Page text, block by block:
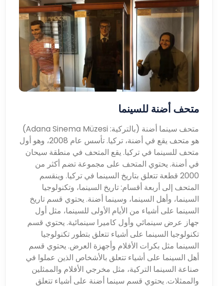
متحف أضنة للسينما
متحف سينما أضنة (بالتركية: Adana Sinema Müzesi)
هو متحف يقع في أضنة، تركيا. تأسس عام 2008، وهو أول
متحف للسينما في تركيا. يقع المتحف في منطقة سيحان
في أضنة. يحتوي المتحف على مجموعة تضم أكثر من
2000 قطعة تتعلق بتاريخ السينما في تركيا. وينقسم
المتحف إلى أربعة أقسام: تاريخ السينما، وتكنولوجيا
السينما، وأهل السينما، وسينما أضنة. يحتوي قسم تاريخ
السينما على أشياء من الأيام الأولى للسينما، مثل أول
جهاز عرض سينمائي وأول كاميرا سينمائية. يحتوي قسم
تكنولوجيا السينما على أشياء تتعلق بتطور تكنولوجيا
السينما مثل بكرات الأفلام وأجهزة العرض. يحتوي قسم
أهل السينما على أشياء تتعلق بالأشخاص الذين عملوا في
صناعة السينما التركية، مثل مخرجي الأفلام والممثلين
والممثلات. يحتوي قسم سينما أضنة على أشياء تتعلق